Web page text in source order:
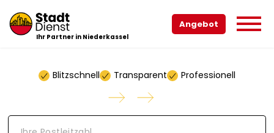
Ihr Partner in Niederkassel
Angebot
Blitzschnell Transparent Professionell
I